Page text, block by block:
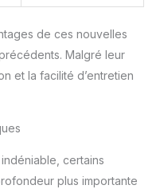
de ces nouvelles
Malgré leur
et la facilité d’entretien
certains
plus importante